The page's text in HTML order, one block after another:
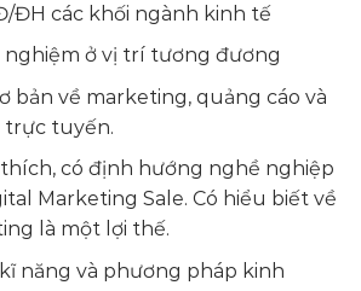
ĐH các khối ngành kinh tế
nghiệm ở vị trí tương đương
bản về marketing, quảng cáo và
tuyến.
có định hướng nghề nghiệp
Marketing Sale. Có hiểu biết về
là một lợi thế.
năng và phương pháp kinh